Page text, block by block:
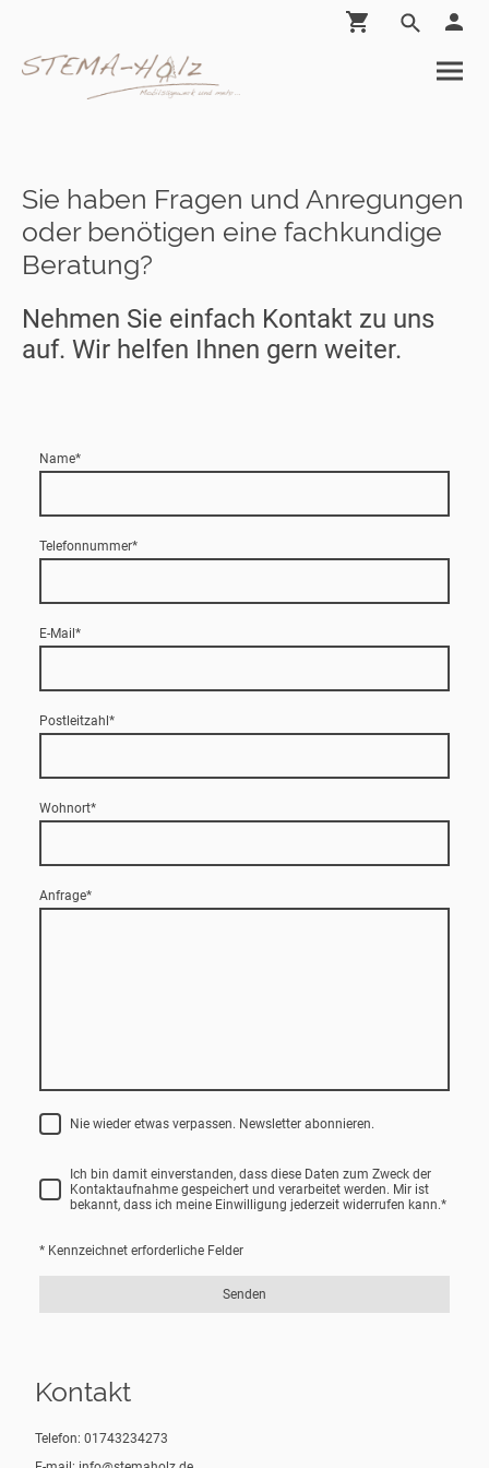
Sie haben Fragen und Anregungen
oder benötigen eine fachkundige
Beratung?
Nehmen Sie einfach Kontakt zu uns
auf. Wir helfen Ihnen gern weiter.
Name*
Telefonnummer*
E-Mail *
Postleitzahl *
Wohnort*
Anfrage*
Nie wieder etwas verpassen. Newsletter abonnieren.
Ich bin damit einverstanden, dass diese Daten zum Zweck der
Kontaktaufnahme gespeichert und verarbeitet werden. Mir ist
bekannt, dass ich meine Einwilligung jederzeit widerrufen kann.*
* Kennzeichnet erforderliche Felder
Senden
Kontakt
Telefon: 01743234273